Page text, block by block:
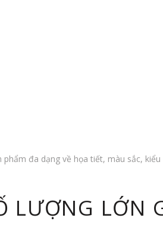
đa dạng về họa tiết, màu sắc,
LƯỢNG LỚN